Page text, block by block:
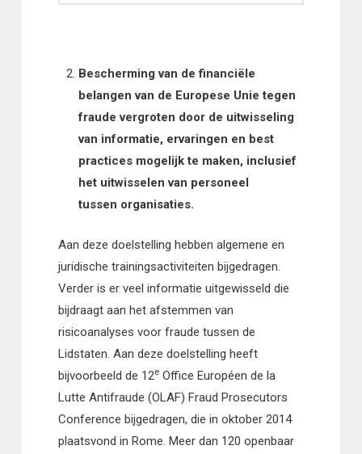
Bescherming van de financiële
belangen van de Europese Unie tegen
fraude vergroten door de uitwisseling
van informatie, ervaringen en best
practices mogelijk te maken, inclusief
het uitwisselen van personeel
tussen organisaties.
Aan deze doelstelling hebben algemene en
juridische trainingsactiviteiten bijgedragen.
Verder is er veel informatie uitgewisseld die
bijdraagt aan het afstemmen van
risicoanalyses voor fraude tussen de
Lidstaten. Aan deze doelstelling heeft
bijvoorbeeld de 12eOffice Européen de la
Lutte Antifraude (OLAF) Fraud Prosecutors
Conference bijgedragen, die in oktober 2014
plaatsvond in Rome. Meer dan 120 openbaar